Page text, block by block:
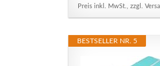
Preis inkl. MwSt., zzgl.
BESTSELLER NR. 5